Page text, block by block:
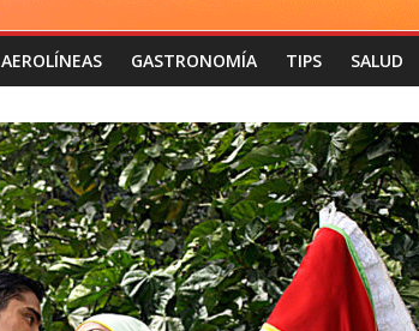
AEROLÍNEAS GASTRONOMÍA TIPS SALUD